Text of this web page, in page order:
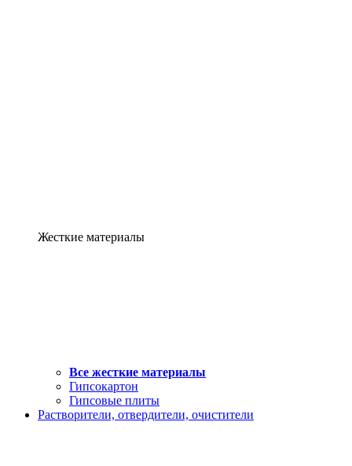
Жесткие материалы
Все жесткие материалы
Гипсокартон
Гипсовые плиты
Растворители, отвердители, очистители